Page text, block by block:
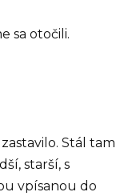
sa otočili.
Stál tam
starší, s
vpísanou do